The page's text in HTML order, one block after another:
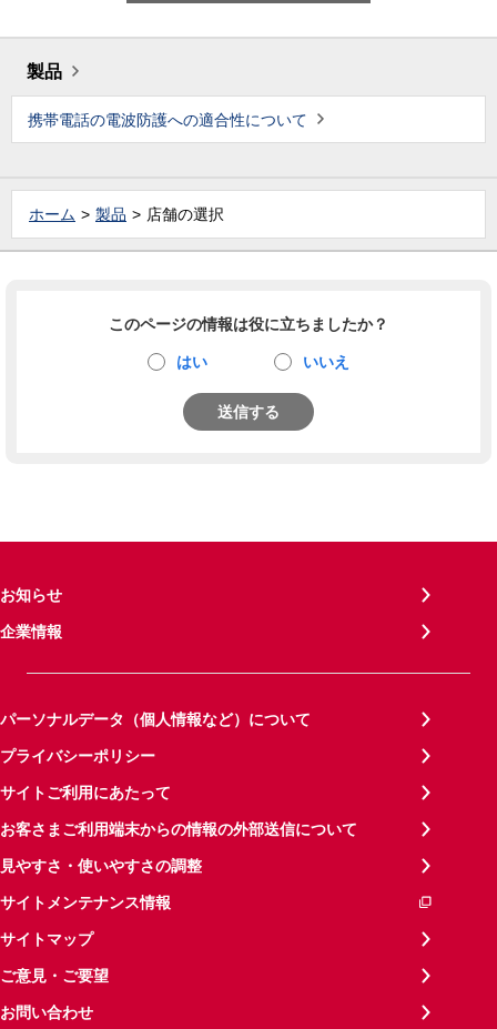
製品
携帯電話の電波防護への適合性について
ホーム 製品 店舗の選択
このページの情報は役に立ちましたか？
はい いいえ
送信する
お知らせ
企業情報
パーソナルデータ（個人情報など）について
プライバシーポリシー
サイトご利用にあたって
お客さまご利用端末からの情報の外部送信について
見やすさ・使いやすさの調整
サイトメンテナンス情報
サイトマップ
ご意見・ご要望
お問い合わせ